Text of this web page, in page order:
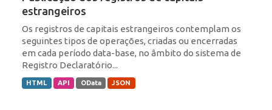
estrangeiros
Os registros de capitais estrangeiros contemplam os
seguintes tipos de operações, criadas ou encerradas
em cada período data-base, no âmbito do sistema de
Registro Declaratório...
HTML API OData JSON